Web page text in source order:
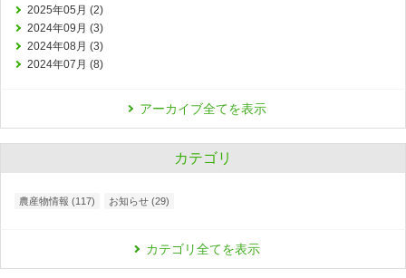
2025年05月 (2)
2024年09月 (3)
2024年08月 (3)
2024年07月 (8)
アーカイブ全てを表示
カテゴリ
農産物情報 (117) お知らせ (29)
カテゴリ全てを表示